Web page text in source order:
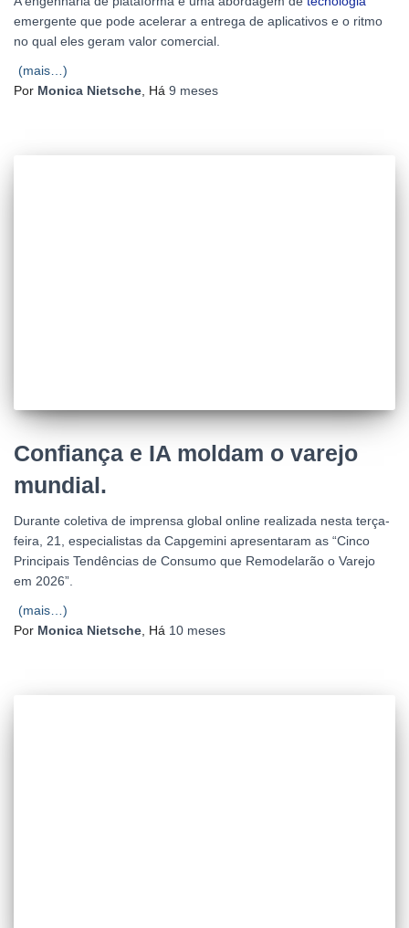
emergente que pode acelerar a entrega de aplicativos e o ritmo
no qual eles geram valor comercial.
(mais…)
Por Monica Nietsche , Há 9 meses
Confiança e IA moldam o varejo
mundial.
Durante coletiva de imprensa global online realizada nesta terça-
feira, 21, especialistas da Capgemini apresentaram as “Cinco
Principais Tendências de Consumo que Remodelarão o Varejo
em 2026”.
(mais…)
Por Monica Nietsche , Há 10 meses